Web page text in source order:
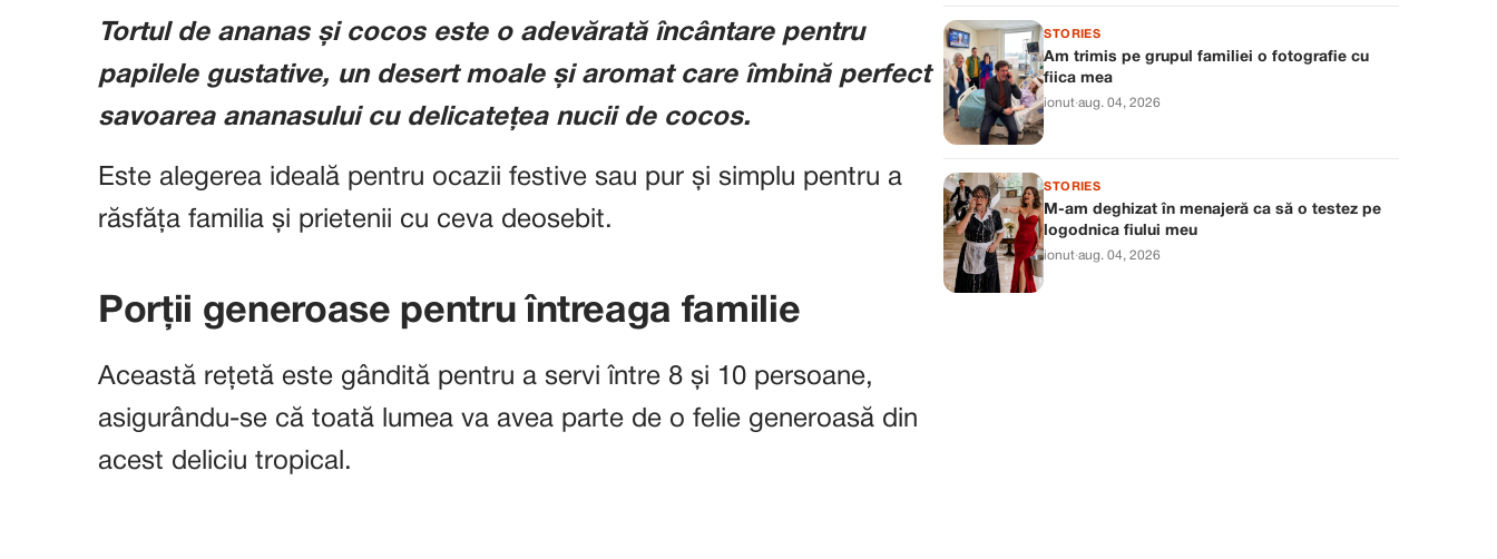
Tortul de ananas și cocos este o adevărată încântare pentru
papilele gustative, un desert moale și aromat care îmbină perfect
savoarea ananasului cu delicatețea nucii de cocos.
Este alegerea ideală pentru ocazii festive sau pur și simplu pentru a
răsfăța familia și prietenii cu ceva deosebit.
Porții generoase pentru întreaga familie
Această rețetă este gândită pentru a servi între 8 și 10 persoane,
asigurându-se că toată lumea va avea parte de o felie generoasă din
acest deliciu tropical.
STORIES
Am trimis pe grupul familiei o fotografie cu
fiica mea
ionut·aug. 04, 2026
STORIES
M-am deghizat în menajeră ca să o testez pe
logodnica fiului meu
ionut·aug. 04, 2026